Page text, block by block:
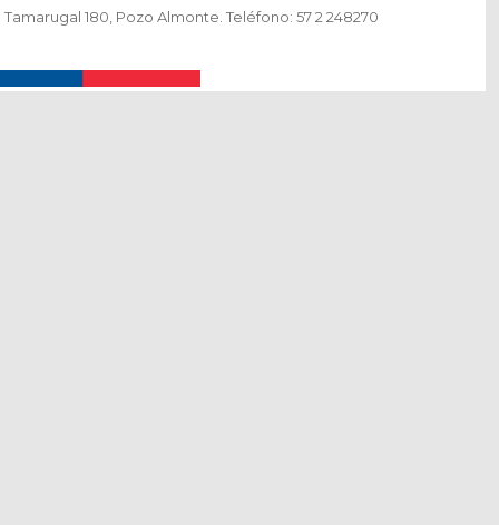
Tamarugal 180, Pozo Almonte. Teléfono: 57 2 248270